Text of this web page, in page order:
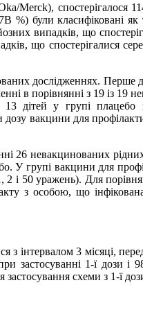
Merck), спостерігалося
були класифіковані як
випадків, що
що спостерігалися
дослідженнях. Перше
в порівнянні з 19 із 19
дітей у групі плацебо
вакцини для
26 невакцинованих рідних
У групі вакцини для
і 50 уражень). Для
з особою, що
інтервалом 3 місяці,
застосуванні 1-ї дози і
схеми з 1-ї